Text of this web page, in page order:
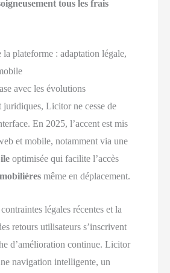
tous les frais
plateforme : adaptation légale,
avec les évolutions
juridiques, Licitor ne cesse de
En 2025, l’accent est mis
et mobile, notamment via une
optimisée qui facilite l’accès
même en déplacement.
légales récentes et la
retours utilisateurs s’inscrivent
d’amélioration continue. Licitor
navigation intelligente, un